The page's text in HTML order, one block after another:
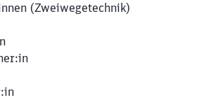
(Zweiwegetechnik)